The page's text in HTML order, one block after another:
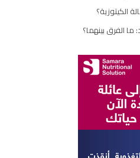
الكيتوزية؟
الفرق بينهما؟